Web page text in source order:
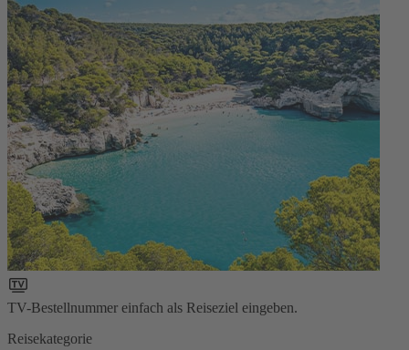
TV-Bestellnummer einfach als Reiseziel eingeben.
Reisekategorie